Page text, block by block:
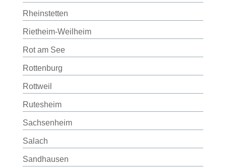
Rheinstetten
Rietheim-Weilheim
Rot am See
Rottenburg
Rottweil
Rutesheim
Sachsenheim
Salach
Sandhausen